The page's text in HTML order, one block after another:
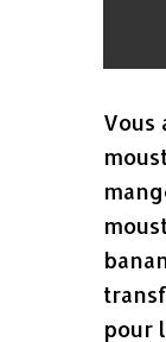
Vous
pour